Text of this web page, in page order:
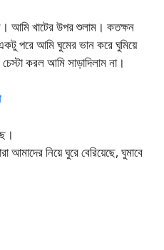
আমি খাটের উপর শুলাম। কতক্ষন
পরে আমি ঘুমের ভান করে ঘুমিয়ে
করল আমি সাড়াদিলাম না।
আমাদের নিয়ে ঘুরে বেরিয়েছে, ঘুমাবে